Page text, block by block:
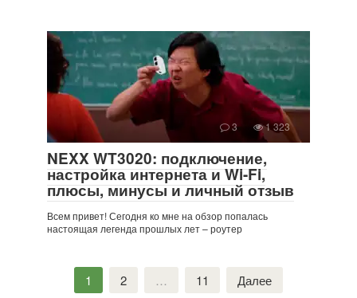
3 1 323
NEXX WT3020: подключение,
настройка интернета и Wi-Fi,
плюсы, минусы и личный отзыв
Всем привет! Сегодня ко мне на обзор попалась
настоящая легенда прошлых лет – роутер
1 2 … 11 Далее